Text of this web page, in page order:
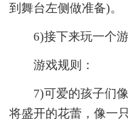
到舞台左侧做准备)。
6)接下来玩一个
游戏规则：
7)可爱的孩子们
将盛开的花蕾，像一